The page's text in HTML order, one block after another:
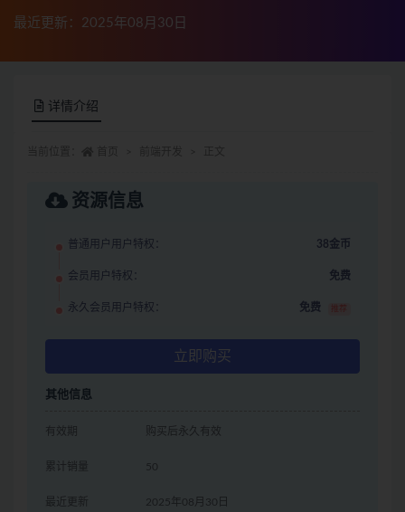
最近更新：2025年08月30日
详情介绍
资源信息
普通用户用户特权： 38金币
会员用户特权： 免费
永久会员用户特权： 免费 推荐
立即购买
其他信息
有效期 购买后永久有效
累计销量 50
最近更新 2025年08月30日